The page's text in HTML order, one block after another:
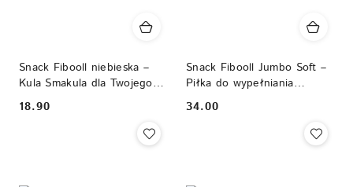
Snack Fibooll niebieska –
Kula Smakula dla Twojego
Psa
Cena:
18.90
Snack Fibooll Jumbo Soft –
Piłka do wypełniania
smakołykami
Cena:
34.00